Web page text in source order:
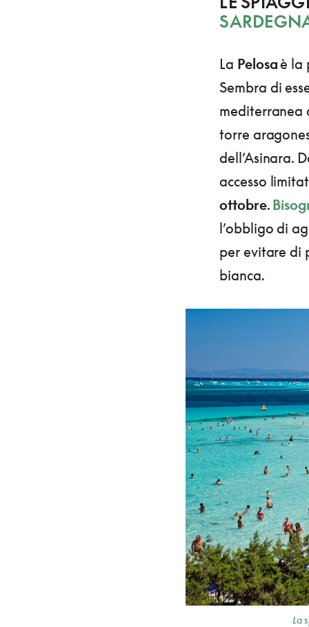
La Pelosaè la
Sembra di
mediterranea
torre
dell’Asinara.
accesso
ottobre.
l’obbligo di
per evitare di
bianca.
La